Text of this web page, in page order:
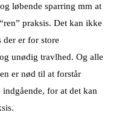
løbende sparring mm at
praksis. Det kan ikke
der er for store
unødig travlhed. Og alle
er nød til at forstår
indgående, for at det kan